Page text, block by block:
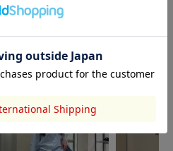
Fujikawa
152cm